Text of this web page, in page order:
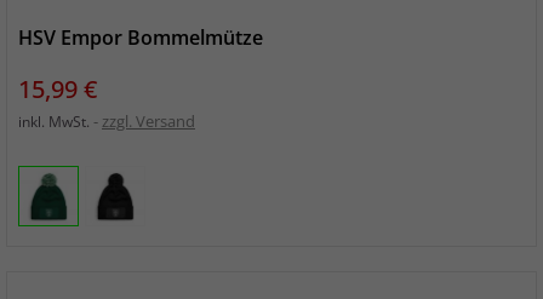
HSV Empor Bommelmütze
Preis
15,99 €
inkl. MwSt. zzgl. Versand